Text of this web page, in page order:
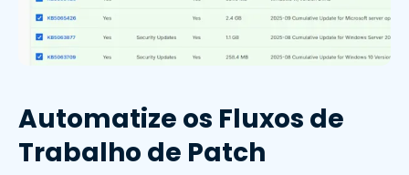
Automatize os Fluxos de
Trabalho de Patch